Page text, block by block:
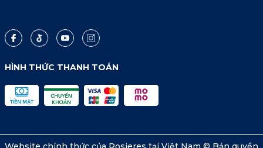
HÌNH THỨC THANH TOÁN